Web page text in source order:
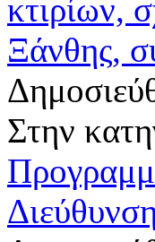
κτιρίων,
Ξάνθης,
Στην